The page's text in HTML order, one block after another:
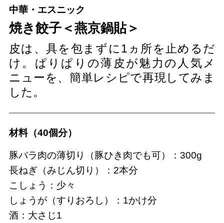
中華・エスニック
焼き餃子＜燕京鍋貼＞
皮は、具を包まずに1ヵ所を止めるだ
け。ぱりぱりの薄皮が魅力の人気メ
ニューを、簡単レシピで再現してみま
した。
材料（40個分）
豚バラ肉の薄切り（豚ひき肉でも可）：300g
長ねぎ（みじん切り）：2本分
こしょう：少々
しょうが（すりおろし）：1かけ分
酒：大さじ1